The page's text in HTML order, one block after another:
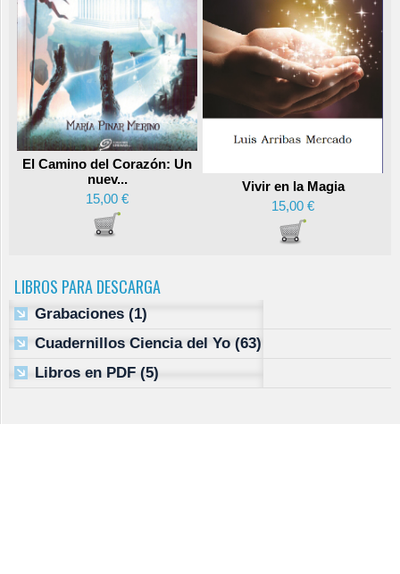
El Camino del Corazón: Un
nuev...
15,00 €
Vivir en la Magia
15,00 €
LIBROS PARA DESCARGA
Grabaciones (1)
Cuadernillos Ciencia del Yo (63)
Libros en PDF (5)